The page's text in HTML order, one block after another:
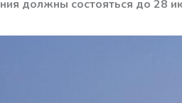
должны состояться до 28